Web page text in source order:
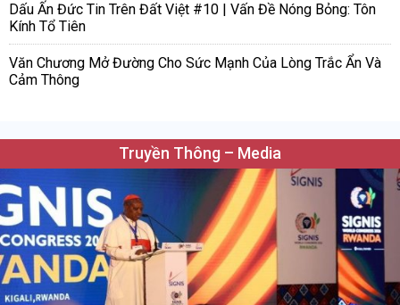
Dấu Ấn Đức Tin Trên Đất Việt #10 | Vấn Đề Nóng Bỏng: Tôn
Kính Tổ Tiên
Văn Chương Mở Đường Cho Sức Mạnh Của Lòng Trắc Ẩn Và
Cảm Thông
Truyền Thông – Media